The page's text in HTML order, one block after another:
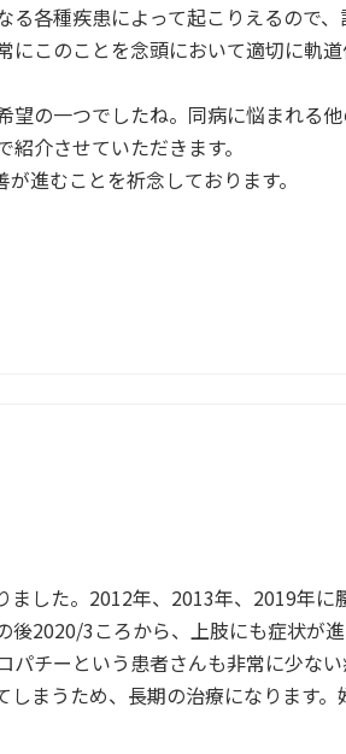
各種疾患によって起こりえるので
このことを念頭において適切に軌
の一つでしたね。同病に悩まれる
介させていただきます。
進むことを祈念しております。
した。2012年、2013年、2019年
2020/3ころから、上肢にも症状が
チーという患者さんも非常に少な
まうため、長期の治療になります。